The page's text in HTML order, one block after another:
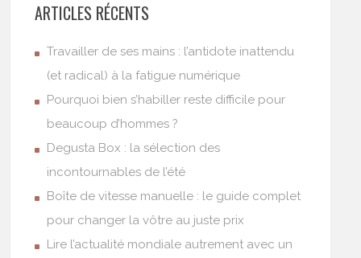
ARTICLES RÉCENTS
Travailler de ses mains : l’antidote inattendu
(et radical) à la fatigue numérique
Pourquoi bien s’habiller reste difficile pour
beaucoup d’hommes ?
Degusta Box : la sélection des
incontournables de l’été
Boîte de vitesse manuelle : le guide complet
pour changer la vôtre au juste prix
Lire l’actualité mondiale autrement avec un